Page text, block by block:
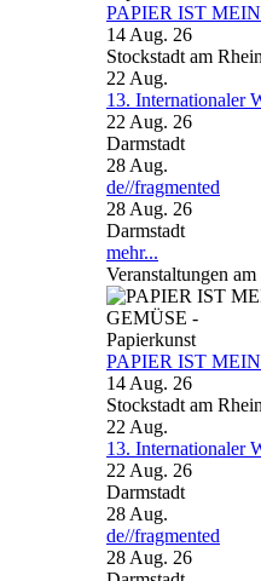
PAPIER IST
14 Aug. 26
Stockstadt am Rhein
22 Aug.
13. Internationaler
22 Aug. 26
Darmstadt
28 Aug.
de//fragmented
28 Aug. 26
Darmstadt
mehr...
Veranstaltungen
PAPIER IST
14 Aug. 26
Stockstadt am Rhein
22 Aug.
13. Internationaler
22 Aug. 26
Darmstadt
28 Aug.
de//fragmented
28 Aug. 26